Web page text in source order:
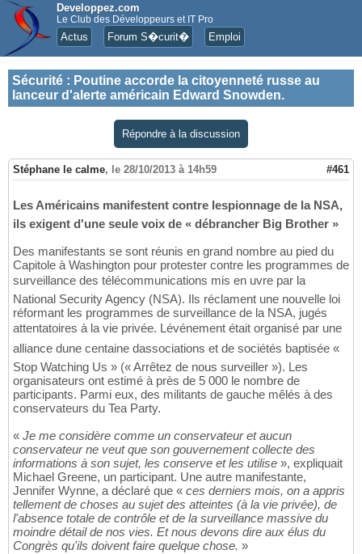
Developpez.com
Le Club des Développeurs et IT Pro
Actus Forum S�curit� Emploi
Sécurité : Poutine accorde la citoyenneté russe au
lanceur d'alerte américain Edward Snowden.
Répondre à la discussion
Stéphane le calme, le 28/10/2013 à 14h59 #461
Les Américains manifestent contre lespionnage de la NSA,
ils exigent d'une seule voix de « débrancher Big Brother »
Des manifestants se sont réunis en grand nombre au pied du
Capitole à Washington pour protester contre les programmes de
surveillance des télécommunications mis en uvre par la
National Security Agency (NSA). Ils réclament une nouvelle loi
réformant les programmes de surveillance de la NSA, jugés
attentatoires à la vie privée. Lévénement était organisé par une
alliance dune centaine dassociations et de sociétés baptisée «
Stop Watching Us » (« Arrêtez de nous surveiller »). Les
organisateurs ont estimé à près de 5 000 le nombre de
participants. Parmi eux, des militants de gauche mêlés à des
conservateurs du Tea Party.
« Je me considère comme un conservateur et aucun
conservateur ne veut que son gouvernement collecte des
informations à son sujet, les conserve et les utilise », expliquait
Michael Greene, un participant. Une autre manifestante,
Jennifer Wynne, a déclaré que « ces derniers mois, on a appris
tellement de choses au sujet des atteintes (à la vie privée), de
l'absence totale de contrôle et de la surveillance massive du
moindre détail de nos vies. Et nous devons dire aux élus du
Congrès qu'ils doivent faire quelque chose. »